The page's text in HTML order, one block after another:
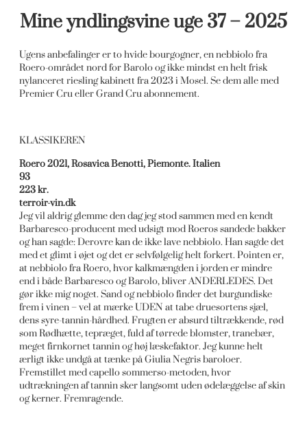
Mine yndlingsvine uge 37 – 2025
Ugens anbefalinger er to hvide bourgogner, en nebbiolo fra
Roero-området nord for Barolo og ikke mindst en helt frisk
nylanceret riesling kabinett fra 2023 i Mosel. Se dem alle med
Premier Cru eller Grand Cru abonnement.
KLASSIKEREN
Roero 2021, Rosavica Benotti, Piemonte. Italien
93
223 kr.
terroir-vin.dk
Jeg vil aldrig glemme den dag jeg stod sammen med en kendt
Barbaresco-producent med udsigt mod Roeros sandede bakker
og han sagde: Derovre kan de ikke lave nebbiolo. Han sagde det
med et glimt i øjet og det er selvfølgelig helt forkert. Pointen er,
at nebbiolo fra Roero, hvor kalkmængden i jorden er mindre
end i både Barbaresco og Barolo, bliver ANDERLEDES. Det
gør ikke mig noget. Sand og nebbiolo finder det burgundiske
frem i vinen – vel at mærke UDEN at tabe druesortens sjæl,
dens syre-tannin-hårdhed. Frugten er absurd tiltrækkende, rød
som Rødhætte, tepræget, fuld af tørrede blomster, tranebær,
meget firnkornet tannin og høj læskefaktor. Jeg kunne helt
ærligt ikke undgå at tænke på Giulia Negris baroloer.
Fremstillet med capello sommerso-metoden, hvor
udtrækningen af tannin sker langsomt uden ødelæggelse af skin
og kerner. Fremragende.